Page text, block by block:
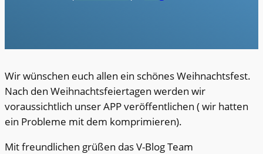
Wir wünschen euch allen ein schönes Weihnachtsfest.
Nach den Weihnachtsfeiertagen werden wir
voraussichtlich unser APP veröffentlichen ( wir hatten
ein Probleme mit dem komprimieren).
Mit freundlichen grüßen das V-Blog Team